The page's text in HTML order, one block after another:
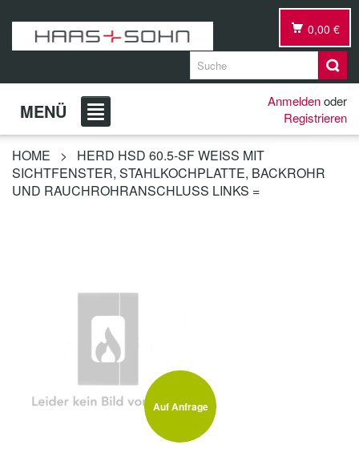
0,00 €
MENÜ Anmeldenoder
Registrieren
HOME >
HERD HSD 60.5-SF WEISS MIT S
ICHTFENSTER, STAHLKOCHPLATTE, BACKROHR U
ND RAUCHROHRANSCHLUSS LINKS =
Auf Anfrage